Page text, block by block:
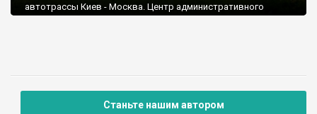
автотрассы Киев - Москва. Центр административного
Станьте нашим автором